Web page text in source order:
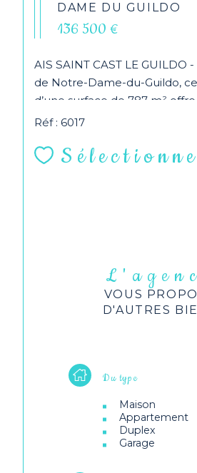
DAME DU GUILDO
136 500 €
AIS SAINT CAST LE GUILDO
de Notre-Dame-du-Guildo,
d’une surface de 787 m²
potentiel pour...
Réf : 6017
VOUS
D'AUTRES
Du type
Maison
Appartement
Duplex
Garage